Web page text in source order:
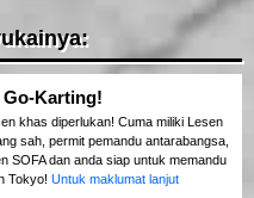
Go-Karting!
khas diperlukan! Cuma miliki Lesen
sah, permit pemandu antarabangsa,
SOFA dan anda siap untuk memandu
Tokyo! Untuk maklumat lanjut